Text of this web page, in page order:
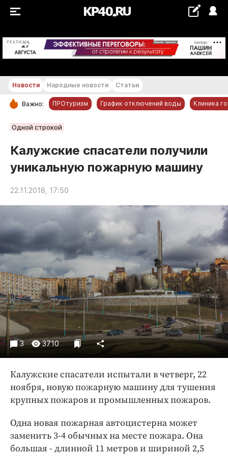
РЕКЛАМА +26...+27 °С
РУБРИКИ
Новости компаний
Статьи
Народные новости
Авто и транспорт
Благоустройство
Криминал
Культура
Недвижимость и ЖКХ
Образование
Общество
Погода
Праздники
Происшествия
Спорт
Экономика и бизнес
ПРОЕКТЫ
Издания
Медиаперсона
Новости Народные новости Статьи
Важно: ПРОтуризм График отключений воды Клиника
Одной строкой
Калужские спасатели получили
уникальную пожарную машину
22.11.2018, 17:50
3 3710
Калужские спасатели испытали в четверг, 22
ноября, новую пожарную машину для тушения
крупных пожаров и промышленных пожаров.
Одна новая пожарная автоцистерна может
заменить 3-4 обычных на месте пожара. Она
большая - длинной 11 метров и шириной 2,5